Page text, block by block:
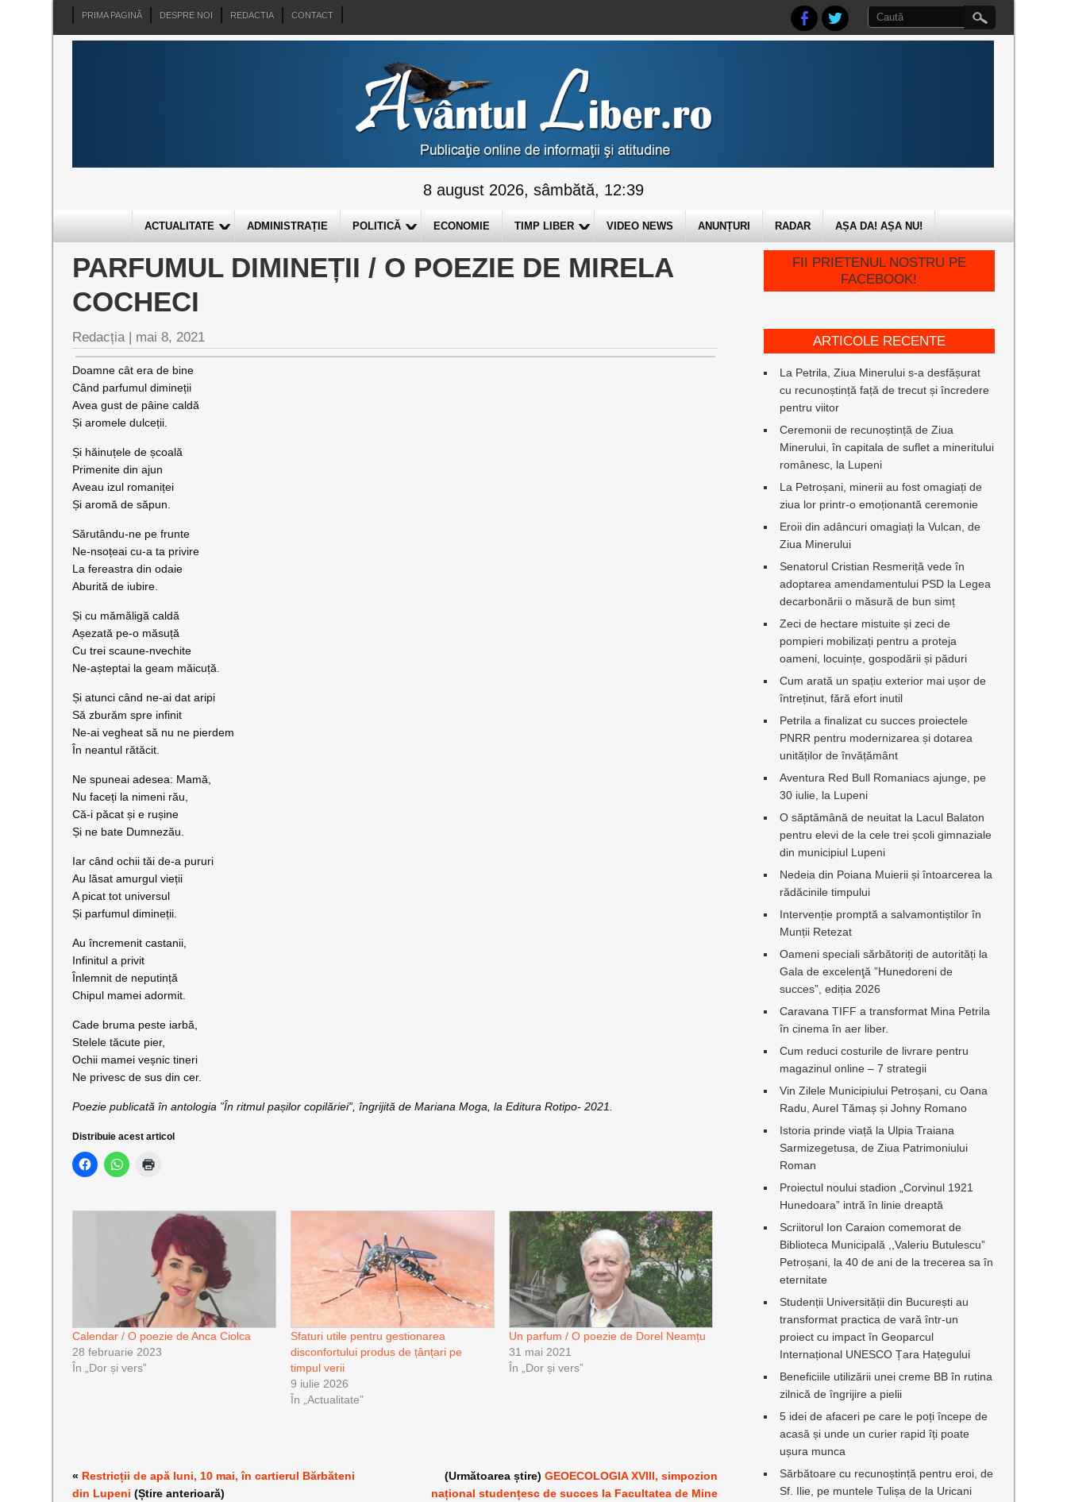
PRIMA PAGINĂ DESPRE NOI REDACTIA CONTACT
8 august 2026, sâmbătă, 12:39
ACTUALITATE ADMINISTRAȚIE POLITICĂ ECONOMIE TIMP LIBER VIDEO NEWS ANUNȚURI RADAR AȘA DA! AȘA NU!
PARFUMUL DIMINEȚII / O POEZIE DE MIRELA
COCHECI
Redacția | mai 8, 2021
Doamne cât era de bine
Când parfumul dimineții
Avea gust de pâine caldă
Și aromele dulceții.
Și hăinuțele de școală
Primenite din ajun
Aveau izul romaniței
Și aromă de săpun.
Sărutându-ne pe frunte
Ne-nsoțeai cu-a ta privire
La fereastra din odaie
Aburită de iubire.
Și cu mămăligă caldă
Așezată pe-o măsuță
Cu trei scaune-nvechite
Ne-așteptai la geam măicuță.
Și atunci când ne-ai dat aripi
Să zburăm spre infinit
Ne-ai vegheat să nu ne pierdem
În neantul rătăcit.
Ne spuneai adesea: Mamă,
Nu faceți la nimeni rău,
Că-i păcat și e rușine
Și ne bate Dumnezău.
Iar când ochii tăi de-a pururi
Au lăsat amurgul vieții
A picat tot universul
Și parfumul dimineții.
Au încremenit castanii,
Infinitul a privit
Înlemnit de neputință
Chipul mamei adormit.
Cade bruma peste iarbă,
Stelele tăcute pier,
Ochii mamei veșnic tineri
Ne privesc de sus din cer.
Poezie publicată în antologia ”În ritmul pașilor copilăriei”, îngrijită de Mariana Moga, la Editura Rotipo- 2021.
Distribuie acest articol
Calendar / O poezie de Anca Ciolca
28 februarie 2023
În „Dor și vers”
Sfaturi utile pentru gestionarea
disconfortului produs de țânțari pe
timpul verii
9 iulie 2026
În „Actualitate”
Un parfum / O poezie de Dorel Neamțu
31 mai 2021
În „Dor și vers”
« Restricții de apă luni, 10 mai, în cartierul Bărbăteni
din Lupeni (Știre anterioară)
(Următoarea știre)GEOECOLOGIA XVIII, simpozion
național studențesc de succes la Facultatea de Mine
FII PRIETENUL NOSTRU PE
FACEBOOK!
ARTICOLE RECENTE
La Petrila, Ziua Minerului s-a desfășurat
cu recunoștință față de trecut și încredere
pentru viitor
Ceremonii de recunoștință de Ziua
Minerului, în capitala de suflet a mineritului
românesc, la Lupeni
La Petroșani, minerii au fost omagiați de
ziua lor printr-o emoționantă ceremonie
Eroii din adâncuri omagiați la Vulcan, de
Ziua Minerului
Senatorul Cristian Resmeriță vede în
adoptarea amendamentului PSD la Legea
decarbonării o măsură de bun simț
Zeci de hectare mistuite și zeci de
pompieri mobilizați pentru a proteja
oameni, locuințe, gospodării și păduri
Cum arată un spațiu exterior mai ușor de
întreținut, fără efort inutil
Petrila a finalizat cu succes proiectele
PNRR pentru modernizarea și dotarea
unităților de învățământ
Aventura Red Bull Romaniacs ajunge, pe
30 iulie, la Lupeni
O săptămână de neuitat la Lacul Balaton
pentru elevi de la cele trei școli gimnaziale
din municipiul Lupeni
Nedeia din Poiana Muierii și întoarcerea la
rădăcinile timpului
Intervenție promptă a salvamontiștilor în
Munții Retezat
Oameni speciali sărbătoriți de autorități la
Gala de excelenţă ”Hunedoreni de
succes”, ediția 2026
Caravana TIFF a transformat Mina Petrila
în cinema în aer liber.
Cum reduci costurile de livrare pentru
magazinul online – 7 strategii
Vin Zilele Municipiului Petroșani, cu Oana
Radu, Aurel Tămaș și Johny Romano
Istoria prinde viață la Ulpia Traiana
Sarmizegetusa, de Ziua Patrimoniului
Roman
Proiectul noului stadion „Corvinul 1921
Hunedoara” intră în linie dreaptă
Scriitorul Ion Caraion comemorat de
Biblioteca Municipală ,,Valeriu Butulescu”
Petroșani, la 40 de ani de la trecerea sa în
eternitate
Studenții Universității din București au
transformat practica de vară într-un
proiect cu impact în Geoparcul
Internațional UNESCO Țara Hațegului
Beneficiile utilizării unei creme BB în rutina
zilnică de îngrijire a pielii
5 idei de afaceri pe care le poți începe de
acasă și unde un curier rapid îți poate
ușura munca
Sărbătoare cu recunoștință pentru eroi, de
Sf. Ilie, pe muntele Tulișa de la Uricani